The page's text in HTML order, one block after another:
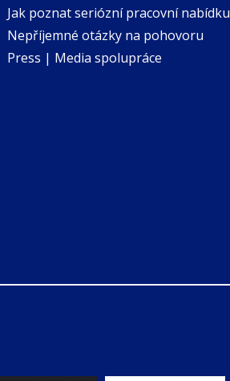
Jak poznat seriózní pracovní nabídku
Nepříjemné otázky na pohovoru
Press | Media spolupráce